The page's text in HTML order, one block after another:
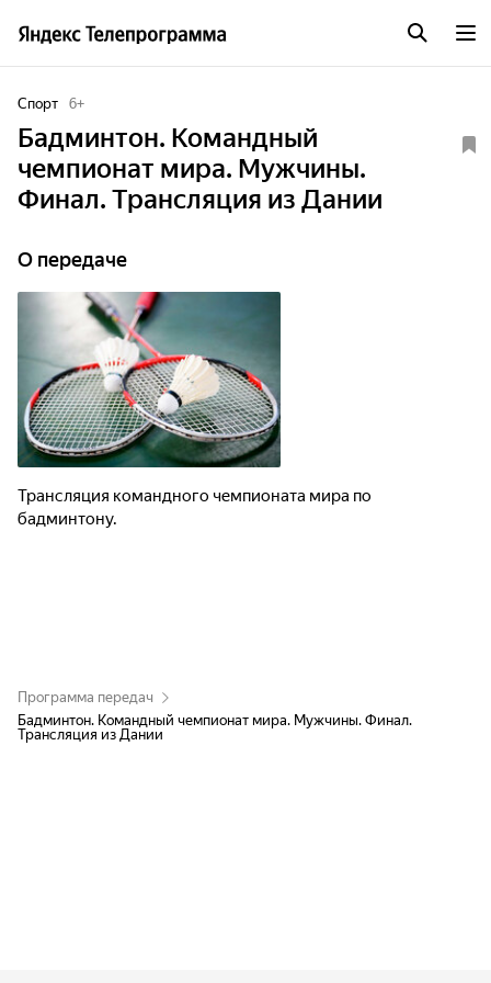
Спорт 6+
Бадминтон. Командный
чемпионат мира. Мужчины.
Финал. Трансляция из Дании
О передаче
Трансляция командного чемпионата мира по
бадминтону.
Программа передач
Бадминтон. Командный чемпионат мира. Мужчины. Финал.
Трансляция из Дании